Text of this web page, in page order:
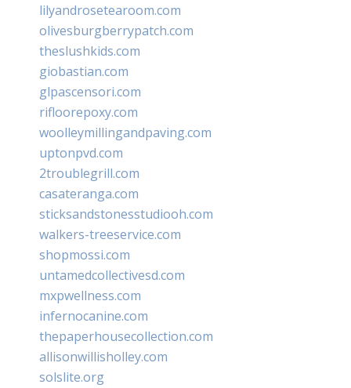
lilyandrosetearoom.com
olivesburgberrypatch.com
theslushkids.com
giobastian.com
glpascensori.com
rifloorepoxy.com
woolleymillingandpaving.com
uptonpvd.com
2troublegrill.com
casateranga.com
sticksandstonesstudiooh.com
walkers-treeservice.com
shopmossi.com
untamedcollectivesd.com
mxpwellness.com
infernocanine.com
thepaperhousecollection.com
allisonwillisholley.com
solslite.org